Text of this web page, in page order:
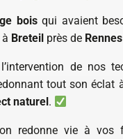
boisqui avaient
Breteil près de Rennes
de nos
tout son éclat
naturel .
redonne vie à vos